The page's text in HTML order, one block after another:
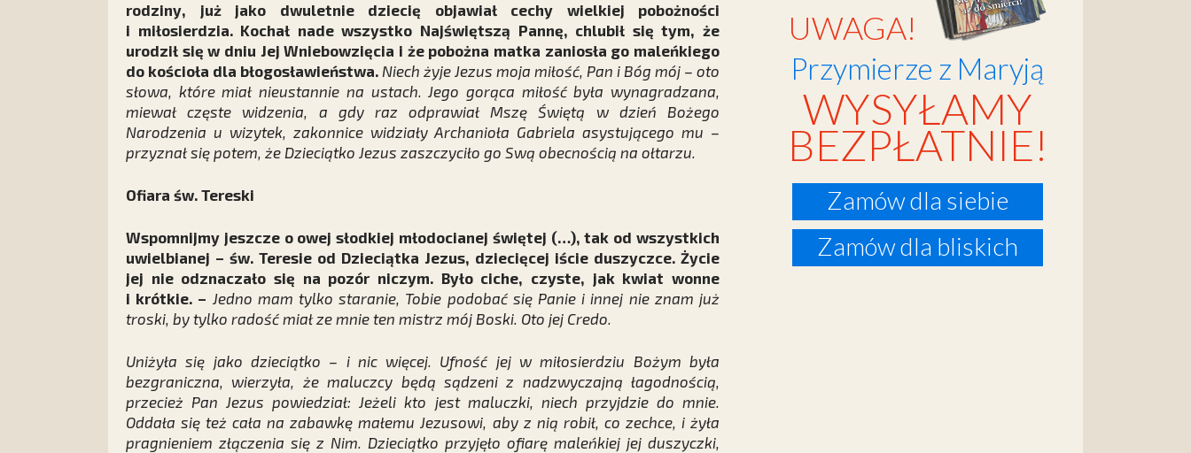
rodziny, już jako dwuletnie dziecię objawiał cechy wielkiej pobożności
i miłosierdzia. Kochał nade wszystko Najświętszą Pannę, chlubił się tym, że
urodził się w dniu Jej Wniebowzięcia i że pobożna matka zaniosła go maleńkiego
do kościoła dla błogosławieństwa. Niech żyje Jezus moja miłość, Pan i Bóg mój – oto
słowa, które miał nieustannie na ustach. Jego gorąca miłość była wynagradzana,
miewał częste widzenia, a gdy raz odprawiał Mszę Świętą w dzień Bożego
Narodzenia u wizytek, zakonnice widziały Archanioła Gabriela asystującego mu –
przyznał się potem, że Dzieciątko Jezus zaszczyciło go Swą obecnością na ołtarzu.
Ofiara św. Tereski
Wspomnijmy jeszcze o owej słodkiej młodocianej świętej (…), tak od wszystkich
uwielbianej – św. Teresie od Dzieciątka Jezus, dziecięcej iście duszyczce. Życie
jej nie odznaczało się na pozór niczym. Było ciche, czyste, jak kwiat wonne
i krótkie. – Jedno mam tylko staranie, Tobie podobać się Panie i innej nie znam już
troski, by tylko radość miał ze mnie ten mistrz mój Boski. Oto jej Credo.
Uniżyła się jako dzieciątko – i nic więcej. Ufność jej w miłosierdziu Bożym była
bezgraniczna, wierzyła, że maluczcy będą sądzeni z nadzwyczajną łagodnością,
przecież Pan Jezus powiedział: Jeżeli kto jest maluczki, niech przyjdzie do mnie.
Oddała się też cała na zabawkę małemu Jezusowi, aby z nią robił, co zechce, i żyła
pragnieniem złączenia się z Nim. Dzieciątko przyjęło ofiarę maleńkiej jej duszyczki,
UWAGA!
Przymierze z Maryją
WYSYŁAMY
BEZPŁATNIE!
Zamów dla siebie
Zamów dla bliskich